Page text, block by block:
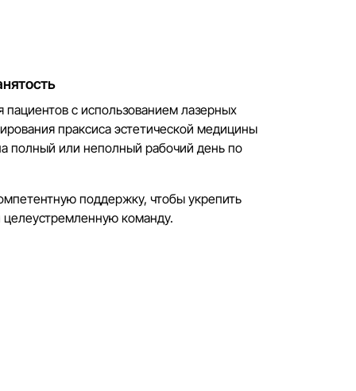
с использованием лазерных
праксиса эстетической медицины
полный или неполный рабочий день по
поддержку, чтобы укрепить
команду.